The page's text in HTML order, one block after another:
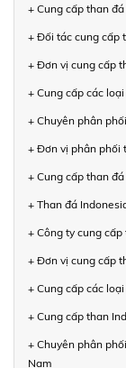
+ Cung cấp than
+ Đối tác cung cấp
+ Đơn vị cung cấp
+ Cung cấp các
+ Chuyên phân
+ Đơn vị phân phối
+ Cung cấp than
+ Than đá
+ Công ty cung
+ Đơn vị cung cấp
+ Cung cấp các
+ Cung cấp than
+ Chuyên phân
Nam